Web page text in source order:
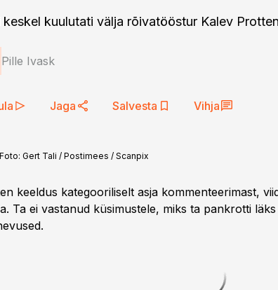
keskel kuulutati välja rõivatööstur Kalev
Pille Ivask
Jaga Salvesta Vihja
Foto: Gert Tali / Postimees / Scanpix
keeldus kategooriliselt asja kommenteerimast,
Ta ei vastanud küsimustele, miks ta pankrotti